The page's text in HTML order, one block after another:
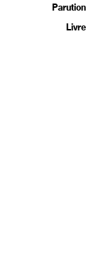
Parution
Livre